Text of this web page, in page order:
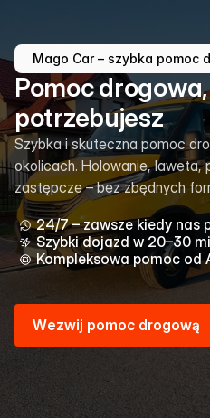
Mago Car – szybka pomoc
Pomoc
potrzebujesz
Szybka i skuteczna pomoc
okolicach. Holowanie, laweta,
zastępcze – bez zbędnych
24/7 – zawsze kiedy nas
Szybki dojazd w 20–30
Kompleksowa pomoc od
Wezwij pomoc drogową